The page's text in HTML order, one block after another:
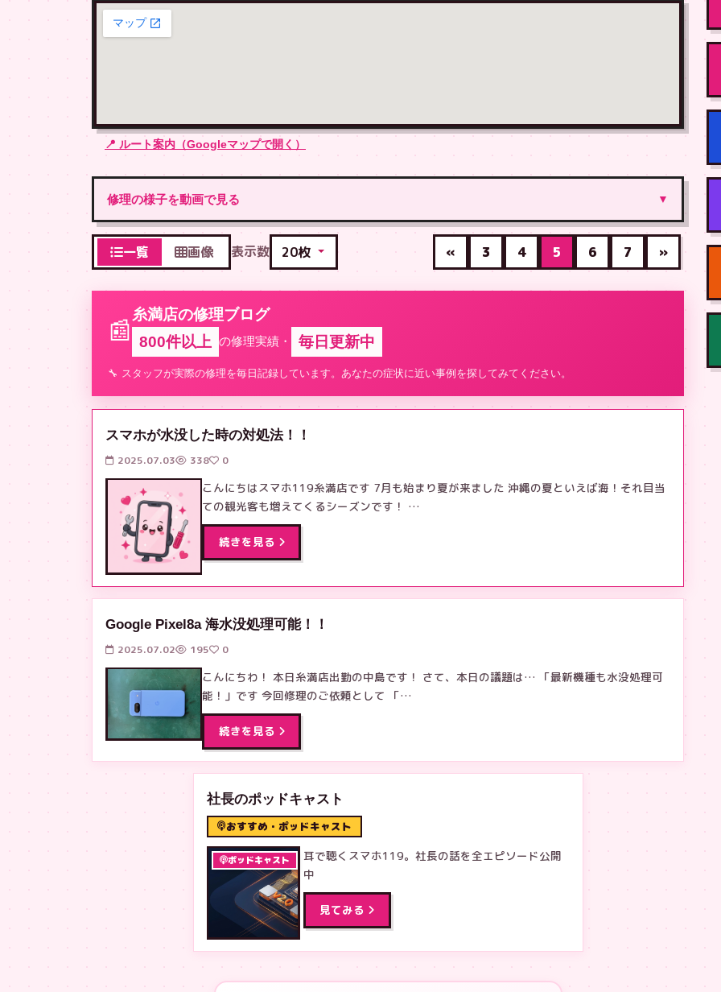
📍 ルート案内（Googleマップで開く）
修理の様子を動画で見る ▼
一覧 画像 表示数 « 3 4 5 6 7 »
📰
糸満店の修理ブログ
800件以上 の修理実績・ 毎日更新中
🔧 スタッフが実際の修理を毎日記録しています。あなたの症状に近い事例を探してみてください。
スマホが水没した時の対処法！！
2025.07.03 338 0
こんにちはスマホ119糸満店です 7月も始まり夏が来ました 沖縄の夏といえば海！それ目当
ての観光客も増えてくるシーズンです！ …
続きを見る
Google Pixel8a 海水没処理可能！！
2025.07.02 195 0
こんにちわ！ 本日糸満店出勤の中島です！ さて、本日の議題は… 「最新機種も水没処理可
能！」です 今回修理のご依頼として 「…
続きを見る
社長のポッドキャスト
おすすめ・ポッドキャスト
ポッドキャスト
耳で聴くスマホ119。社長の話を全エピソード公開
中
見てみる